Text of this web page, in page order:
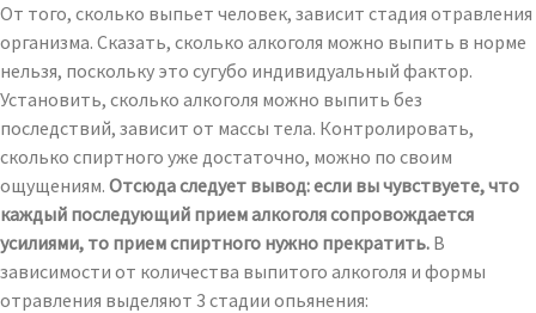
От того, сколько выпьет человек, зависит стадия отравления
организма. Сказать, сколько алкоголя можно выпить в норме
нельзя, поскольку это сугубо индивидуальный фактор.
Установить, сколько алкоголя можно выпить без
последствий, зависит от массы тела. Контролировать,
сколько спиртного уже достаточно, можно по своим
ощущениям. Отсюда следует вывод: если вы чувствуете, что
каждый последующий прием алкоголя сопровождается
усилиями, то прием спиртного нужно прекратить. В
зависимости от количества выпитого алкоголя и формы
отравления выделяют 3 стадии опьянения: